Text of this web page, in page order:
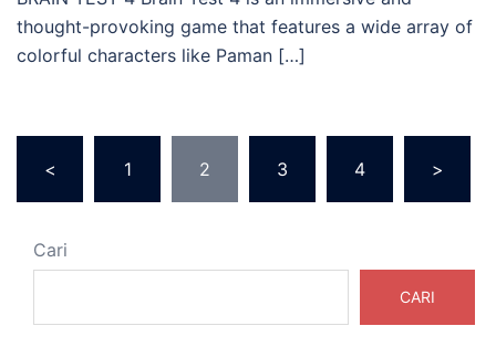
thought-provoking game that features a wide array of
colorful characters like Paman […]
Paginasi
< 1 2 3 4 >
Cari
CARI